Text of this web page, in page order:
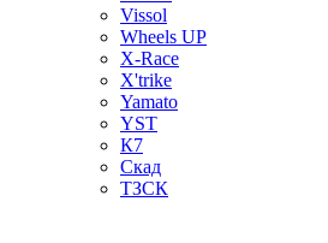
Vissol
Wheels UP
X-Race
X'trike
Yamato
YST
К7
Скад
ТЗСК